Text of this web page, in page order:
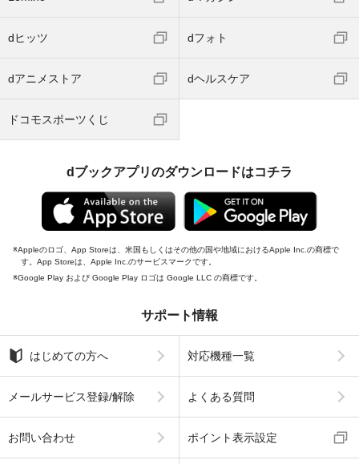
dヒッツ dフォト
dアニメストア dヘルスケア
ドコモスポーツくじ
dブックアプリのダウンロードはコチラ
Appleのロゴ、App Storeは、米国もしくはその他の国や地域におけるApple Inc.の商標で
す。App Storeは、Apple Inc.のサービスマークです。
Google Play および Google Play ロゴは Google LLC の商標です。
サポート情報
はじめての方へ 対応機種一覧
メールサービス登録/解除 よくある質問
お問い合わせ ポイント表示設定